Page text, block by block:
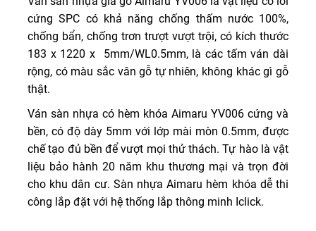
cứng SPC có khả năng chống thấm nước 100%,
chống bẩn, chống trơn trượt vượt trội, có kích thước
183 x 1220 x 5mm/WL0.5mm, là các tấm ván dài
rộng, có màu sắc vân gỗ tự nhiên, không khác gì gỗ
thật.
Ván sàn nhựa có hèm khóa Aimaru YV006 cứng và
bền, có độ dày 5mm với lớp mài mòn 0.5mm, được
chế tạo đủ bền để vượt mọi thử thách. Tự hào là vật
liệu bảo hành 20 năm khu thương mại và trọn đời
cho khu dân cư. Sàn nhựa Aimaru hèm khóa dễ thi
công lắp đặt với hệ thống lắp thông minh Iclick.